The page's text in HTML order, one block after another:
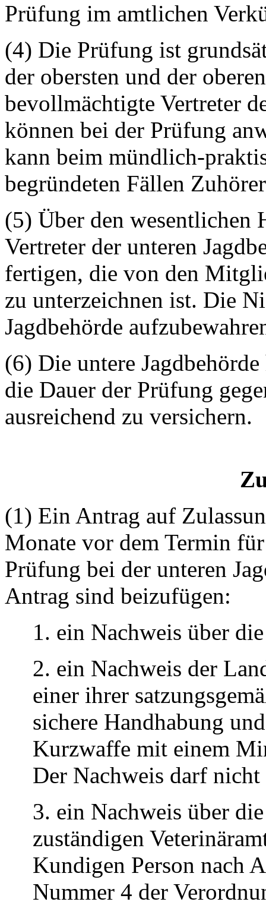
Prüfung im amtlichen
(4) Die Prüfung ist
der obersten und der
bevollmächtigte Vertreter
können bei der Prüfung
kann beim mündlich-
begründeten Fällen
(5) Über den wesentlichen
Vertreter der unteren
fertigen, die von den
zu unterzeichnen ist. Die
Jagdbehörde
(6) Die untere
die Dauer der Prüfung
ausreichend zu versichern.
(1) Ein Antrag auf
Monate vor dem Termin
Prüfung bei der unteren
Antrag sind beizufügen:
1. ein Nachweis über
2. ein Nachweis der
einer ihrer
sichere Handhabung
Kurzwaffe mit einem
Der Nachweis darf
3. ein Nachweis über
zuständigen
Kundigen Person nach
Nummer 4 der